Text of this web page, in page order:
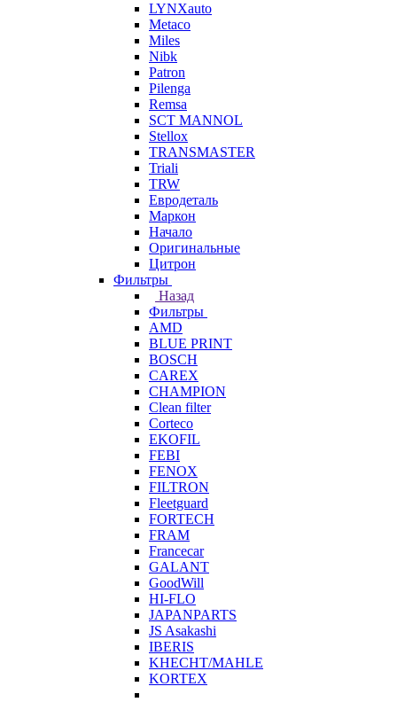
LYNXauto
Metaco
Miles
Nibk
Patron
Pilenga
Remsa
SCT MANNOL
Stellox
TRANSMASTER
Triali
TRW
Евродеталь
Маркон
Начало
Оригинальные
Цитрон
Фильтры
Назад
Фильтры
AMD
BLUE PRINT
BOSCH
CAREX
CHAMPION
Clean filter
Corteco
EKOFIL
FEBI
FENOX
FILTRON
Fleetguard
FORTECH
FRAM
Francecar
GALANT
GoodWill
HI-FLO
JAPANPARTS
JS Asakashi
IBERIS
KHECHT/MAHLE
KORTEX